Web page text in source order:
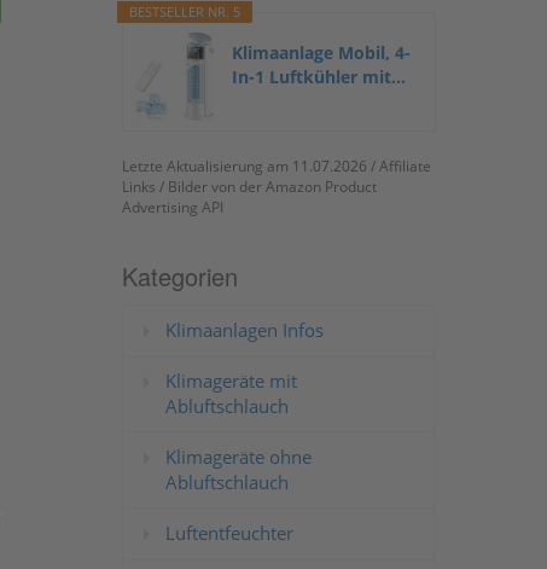
BESTSELLER NR. 5
Klimaanlage Mobil, 4-
In-1 Luftkühler mit...
Letzte Aktualisierung am 11.07.2026 / Affiliate
Links / Bilder von der Amazon Product
Advertising API
Kategorien
Klimaanlagen Infos
Klimageräte mit
Abluftschlauch
Klimageräte ohne
Abluftschlauch
Luftentfeuchter